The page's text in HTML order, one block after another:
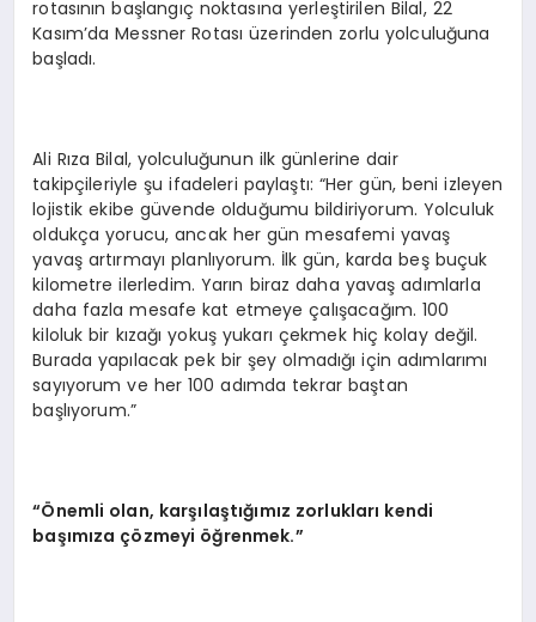
rotasının başlangıç noktasına yerleştirilen Bilal, 22
Kasım’da Messner Rotası üzerinden zorlu yolculuğuna
başladı.
Ali Rıza Bilal, yolculuğunun ilk günlerine dair
takipçileriyle şu ifadeleri paylaştı: “Her gün, beni izleyen
lojistik ekibe güvende olduğumu bildiriyorum. Yolculuk
oldukça yorucu, ancak her gün mesafemi yavaş
yavaş artırmayı planlıyorum. İlk gün, karda beş buçuk
kilometre ilerledim. Yarın biraz daha yavaş adımlarla
daha fazla mesafe kat etmeye çalışacağım. 100
kiloluk bir kızağı yokuş yukarı çekmek hiç kolay değil.
Burada yapılacak pek bir şey olmadığı için adımlarımı
sayıyorum ve her 100 adımda tekrar baştan
başlıyorum.”
“Önemli olan, karşılaştığımız zorlukları kendi
başımıza çözmeyi öğrenmek.”